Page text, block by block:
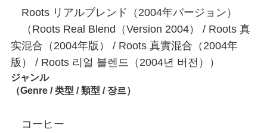
Roots リアルブレンド（2004年バージョン）
（Roots Real Blend（Version 2004） / Roots 真
实混合（2004年版） / Roots 真實混合（2004年
版） / Roots 리얼 블렌드（2004년 버전））
ジャンル
（Genre / 类型 / 類型 / 장르）
コーヒー